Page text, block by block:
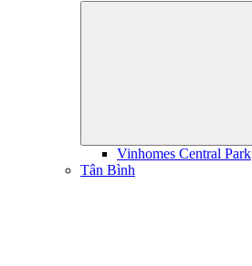
Vinhomes Central Park
Tân Bình